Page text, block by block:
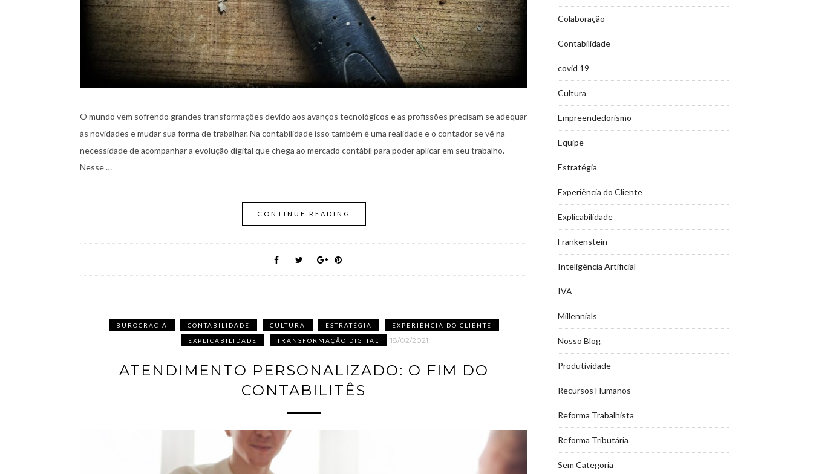
O mundo vem sofrendo grandes transformações devido aos avanços tecnológicos e as profissões precisam se adequar
às novidades e mudar sua forma de trabalhar. Na contabilidade isso também é uma realidade e o contador se vê na
necessidade de acompanhar a evolução digital que chega ao mercado contábil para poder aplicar em seu trabalho.
Nesse …
CONTINUE READING
BUROCRACIA CONTABILIDADE CULTURA ESTRATÉGIA EXPERIÊNCIA DO CLIENTE
EXPLICABILIDADE TRANSFORMAÇÃO DIGITAL 18/02/2021
ATENDIMENTO PERSONALIZADO: O FIM DO
CONTABILITÊS
Colaboração
Contabilidade
covid 19
Cultura
Empreendedorismo
Equipe
Estratégia
Experiência do Cliente
Explicabilidade
Frankenstein
Inteligência Artificial
IVA
Millennials
Nosso Blog
Produtividade
Recursos Humanos
Reforma Trabalhista
Reforma Tributária
Sem Categoria